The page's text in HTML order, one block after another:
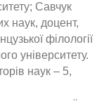
Савчук
наук, доцент,
філології
університету.
наук – 5,